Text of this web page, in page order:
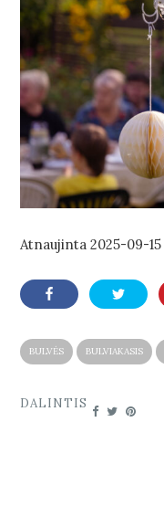
Atnaujinta2025-09-15
BULVĖS BULVIAKASIS
DALINTIS